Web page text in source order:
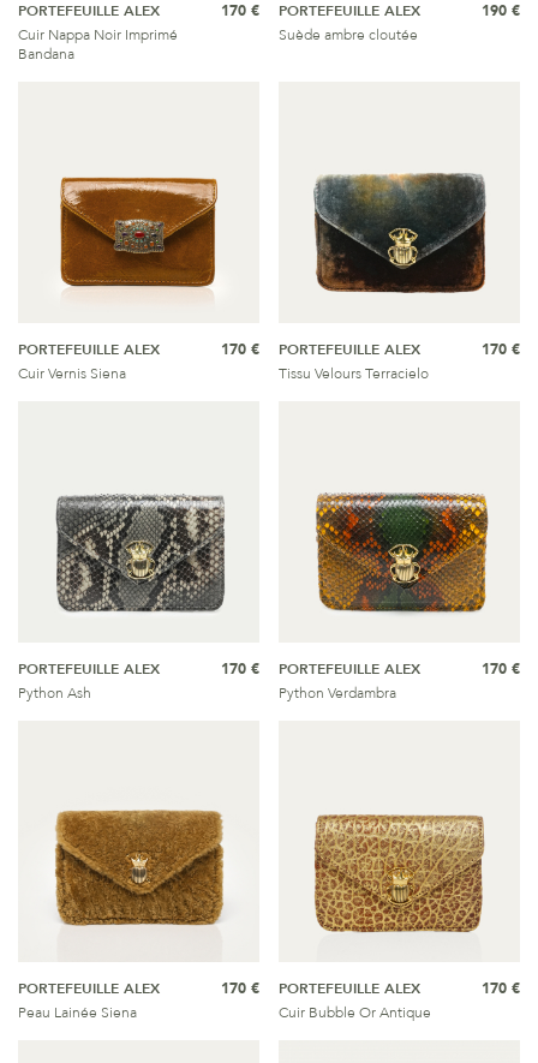
PORTEFEUILLE ALEX
Cuir Nappa Noir Imprimé
Bandana
170 €
PORTEFEUILLE ALEX
Suède ambre cloutée
190 €
PORTEFEUILLE ALEX
Cuir Vernis Siena
170 €
PORTEFEUILLE ALEX
Tissu Velours Terracielo
170 €
PORTEFEUILLE ALEX
Python Ash
170 €
PORTEFEUILLE ALEX
Python Verdambra
170 €
PORTEFEUILLE ALEX
Peau Lainée Siena
170 €
PORTEFEUILLE ALEX
Cuir Bubble Or Antique
170 €